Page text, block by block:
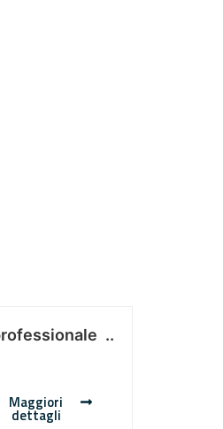
..
Maggiori
dettagli